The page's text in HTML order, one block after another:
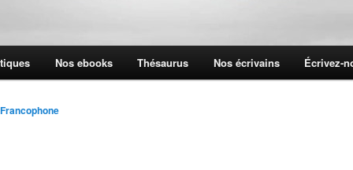
Nos ebooks Thésaurus Nos écrivains Écrivez-